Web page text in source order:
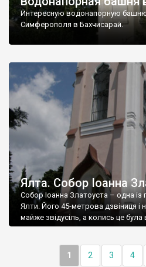
Интересную водонапорную
Симферополя в Бахчисарай.
Ялта. Собор Іоанна
Собор Іоанна Златоуста – одна
Ялти. Його 45-метрова дзвіниця і
майже звідусіль, а колись це була
1 2 3 4